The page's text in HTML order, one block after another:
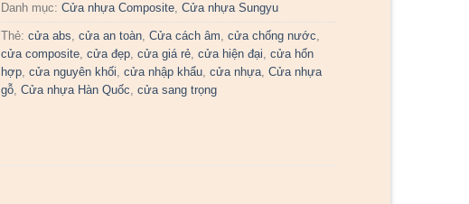
Danh mục:Cửa nhựa Composite,Cửa nhựa Sungyu
Thẻ:cửa abs,cửa an toàn,Cửa cách âm,cửa chống nước,
cửa composite,cửa đẹp,cửa giá rẻ,cửa hiện đại,cửa hổn
hợp,cửa nguyên khối,cửa nhập khẩu,cửa nhựa,Cửa nhựa
gỗ,Cửa nhựa Hàn Quốc,cửa sang trọng